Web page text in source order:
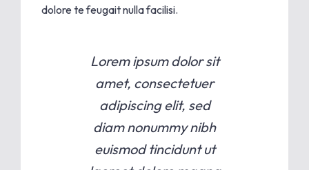
dolore te feugait nulla facilisi.
Lorem ipsum dolor sit
amet, consectetuer
adipiscing elit, sed
diam nonummy nibh
euismod tincidunt ut